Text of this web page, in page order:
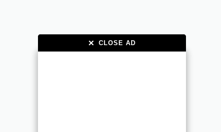
× CLOSE AD
× CLOSE AD